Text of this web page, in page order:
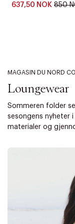
637,50 NOK 850
MAGASIN DU NORD
Loungewear
Sommeren folder
sesongens nyheter
materialer og